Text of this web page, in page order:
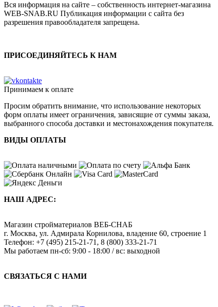
Вся информация на сайте – собственность интернет-магазина
WEB-SNAB.RU Публикация информации с сайта без
разрешения правообладателя запрещена.
ПРИСОЕДИНЯЙТЕСЬ К НАМ
Принимаем к оплате
Просим обратить внимание, что использование некоторых
форм оплаты имеет ограничения, зависящие от суммы заказа,
выбранного способа доставки и местонахождения покупателя.
ВИДЫ ОПЛАТЫ
НАШ АДРЕС:
Магазин стройматериалов ВЕБ-СНАБ
г. Москва, ул. Адмирала Корнилова, владение 60, строение 1
Телефон: +7 (495) 215-21-71 , 8 (800) 333-21-71
Мы работаем пн-сб: 9:00 - 18:00 / вс: выходной
СВЯЗАТЬСЯ С НАМИ